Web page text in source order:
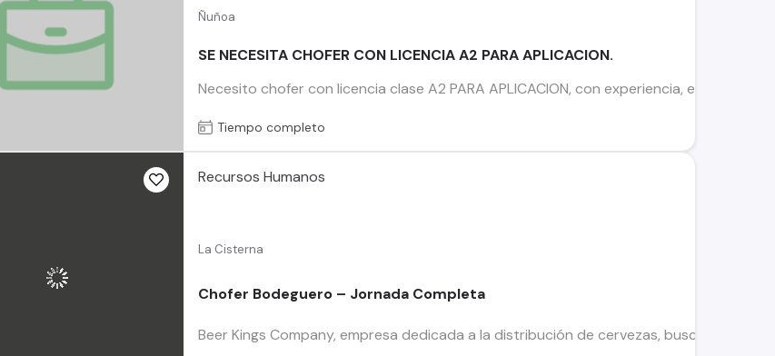
Ñuñoa
SE NECESITA CHOFER CON LICENCIA A2 PARA APLICACION.
Necesito chofer con licencia clase A2 PARA APLICACION, con experiencia,
Tiempo completo
Recursos Humanos
La Cisterna
Chofer Bodeguero – Jornada Completa
Beer Kings Company, empresa dedicada a la distribución de cervezas, busca